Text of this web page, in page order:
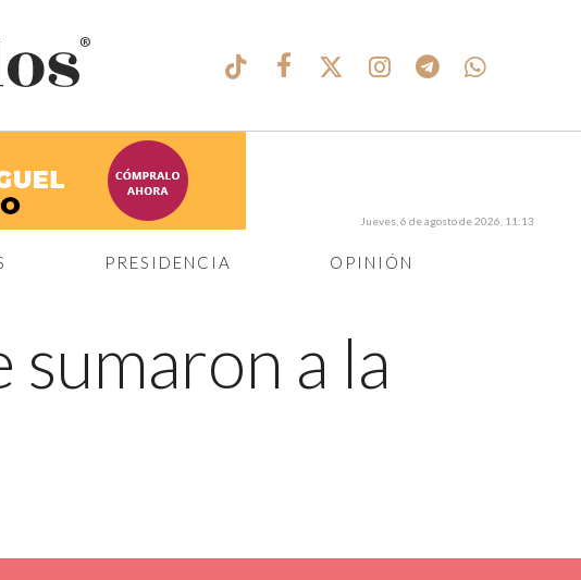
®
PRESIDENCIA OPINIÓN
Jueves, 6 de agosto de 2026, 11:13
sumaron a la